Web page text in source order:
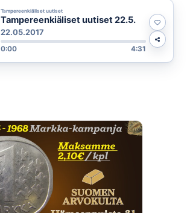
Tampereenkiäliset uutiset
Tampereenkiäliset uutiset 22.5.
22.05.2017
0:00 4:31